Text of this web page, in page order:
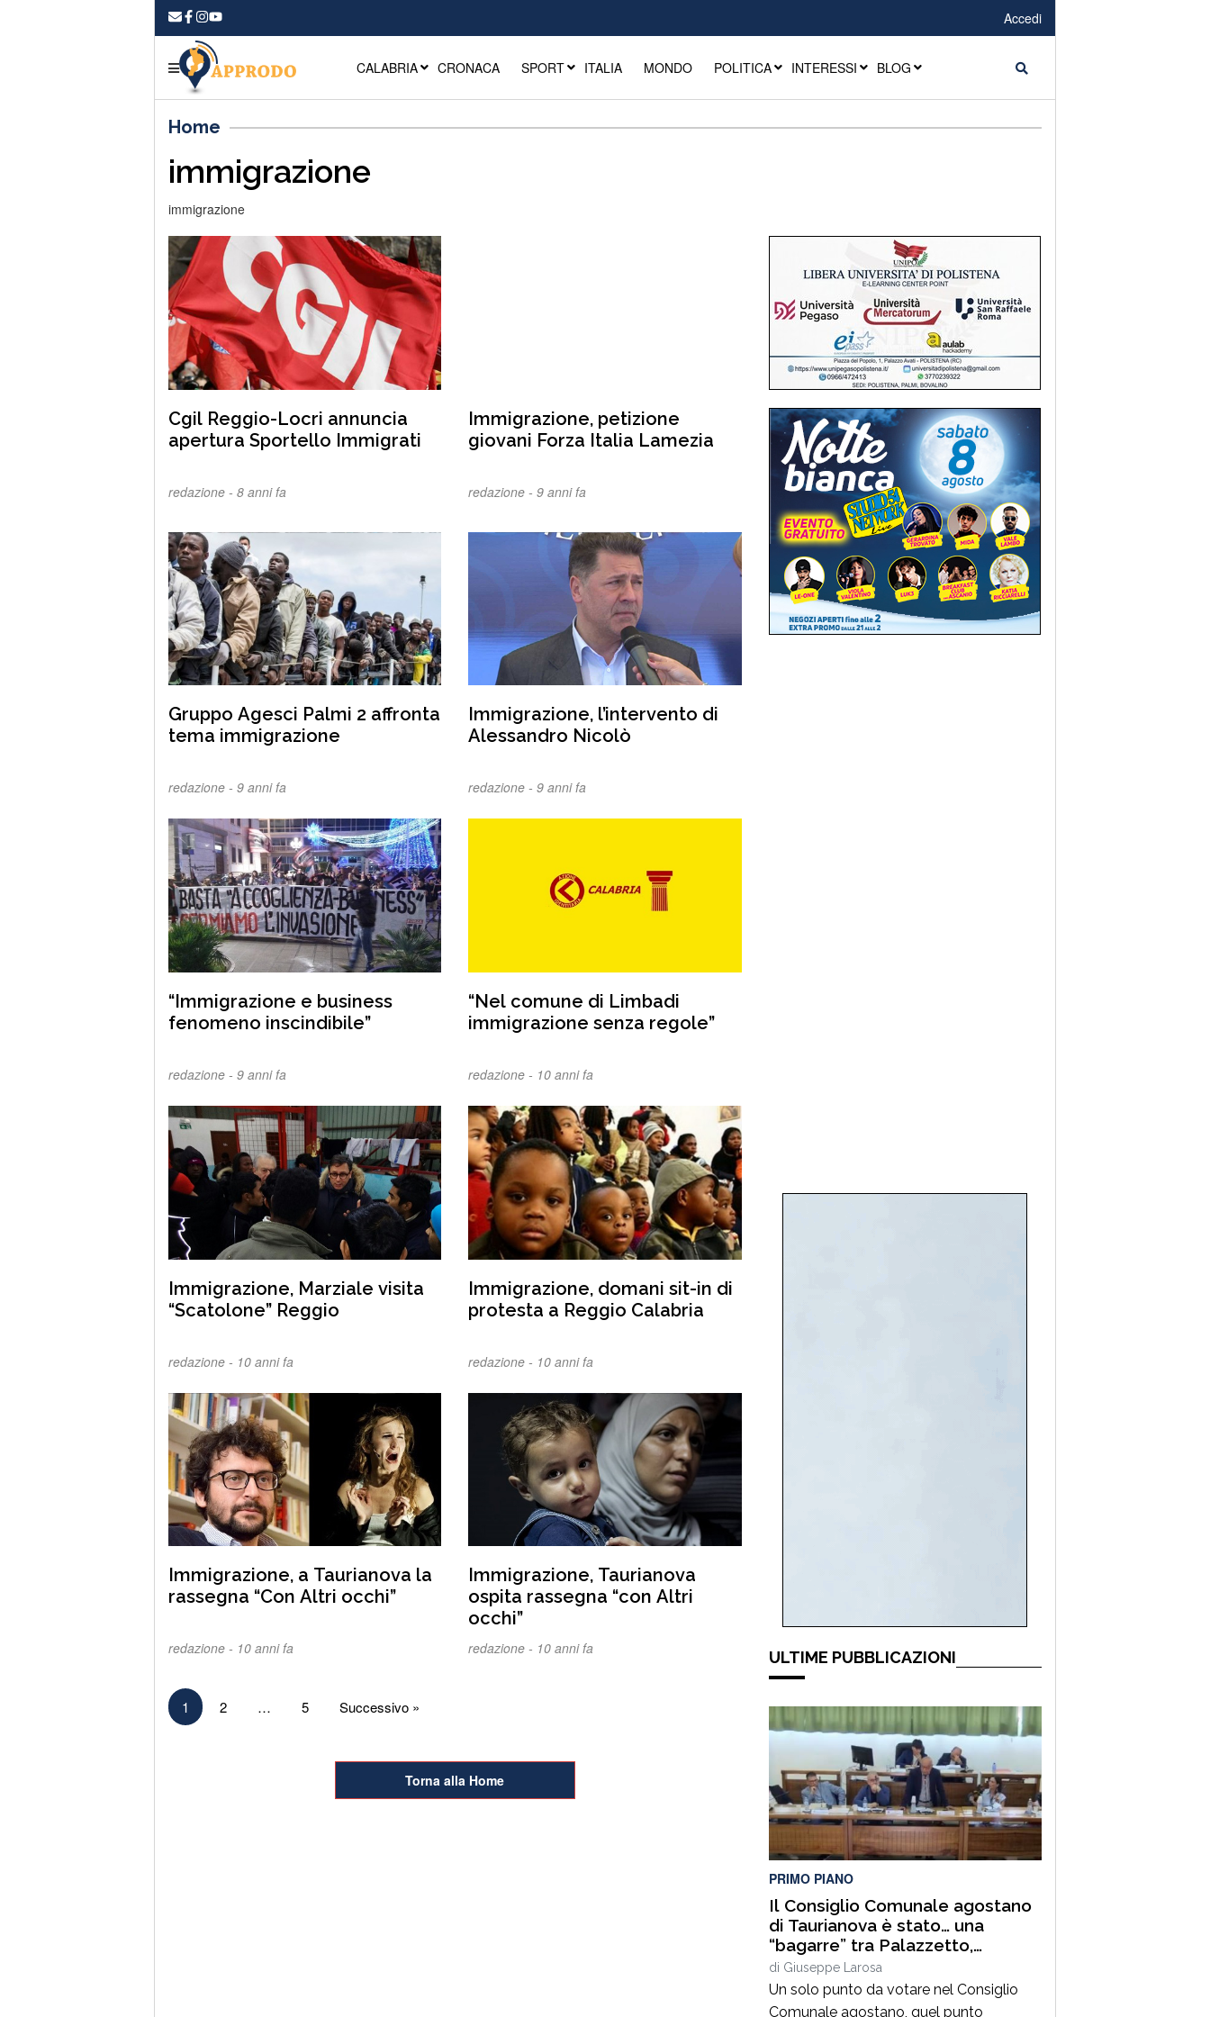
Accedi
CALABRIA CRONACA SPORT ITALIA MONDO POLITICA INTERESSI BLOG
Home
immigrazione
immigrazione
Cgil Reggio-Locri annuncia
apertura Sportello Immigrati
redazione - 8 anni fa
Immigrazione, petizione
giovani Forza Italia Lamezia
redazione -9 anni fa
Gruppo Agesci Palmi 2 affronta
tema immigrazione
redazione - 9 anni fa
Immigrazione, l’intervento di
Alessandro Nicolò
redazione -9 anni fa
“Immigrazione e business
fenomeno inscindibile”
redazione - 9 anni fa
“Nel comune di Limbadi
immigrazione senza regole”
redazione - 10 anni fa
Immigrazione, Marziale visita
“Scatolone” Reggio
redazione - 10 anni fa
Immigrazione, domani sit-in di
protesta a Reggio Calabria
redazione - 10 anni fa
Immigrazione, a Taurianova la
rassegna “Con Altri occhi”
redazione - 10 anni fa
Immigrazione, Taurianova
ospita rassegna “con Altri
occhi”
redazione - 10 anni fa
Paginazione
1 2 … 5 Successivo »
Torna alla Home
ULTIME PUBBLICAZIONI
PRIMO PIANO
Il Consiglio Comunale agostano
di Taurianova è stato… una
“bagarre” tra Palazzetto,
semafori e riscossione tributi. E
meno male che era un solo
punto!
di Giuseppe Larosa
Un solo punto da votare nel Consiglio
Comunale agostano, quel punto